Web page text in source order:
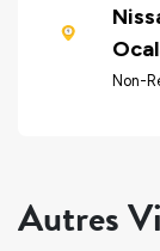
Non-
Autres